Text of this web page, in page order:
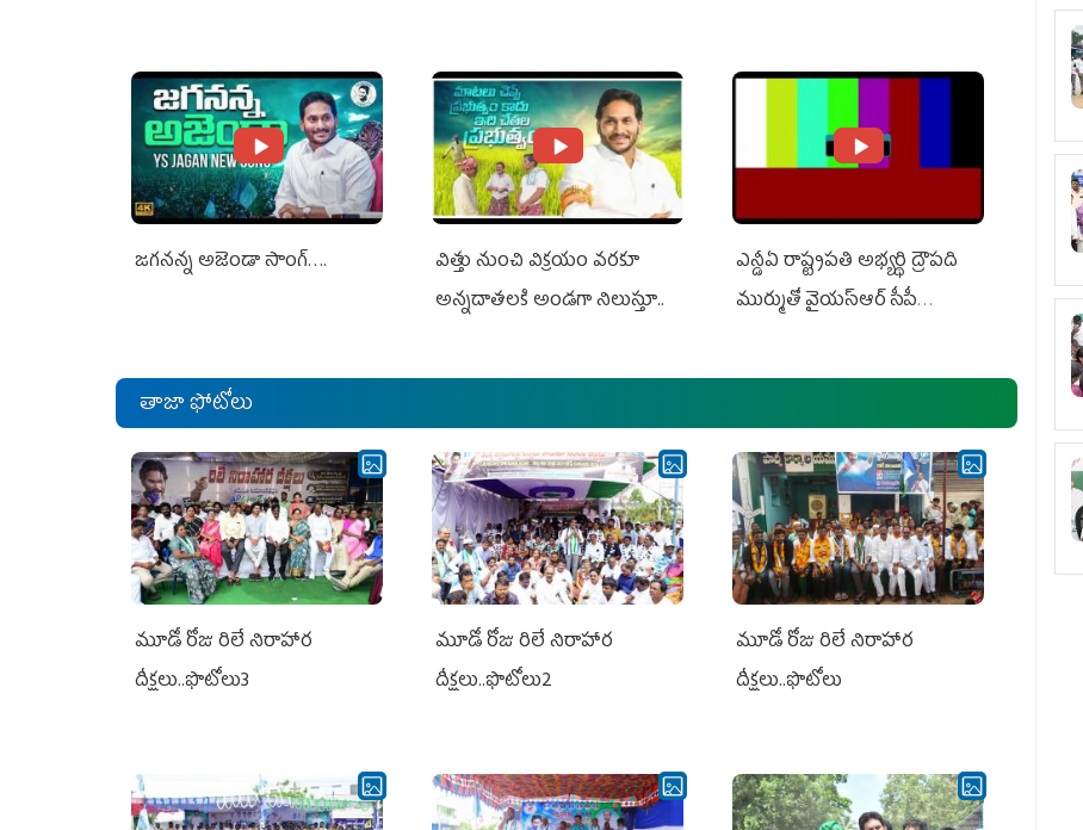
జగనన్న అజెండా సాంగ్….
విత్తు నుంచి విక్రయం వరకూ
అన్నదాతలకి అండగా నిలుస్తూ..
ఎన్డీఏ రాష్ట్ర‌ప‌తి అభ్య‌ర్థి ద్రౌప‌ది
ముర్ముతో వైయ‌స్ఆర్ సీపీ
ఎమ్మెల్యేలు, ఎంపీల స‌మావేశం
తాజా ఫోటోలు
మూడో రోజు రిలే నిరాహార
దీక్షలు..ఫొటోలు3
మూడో రోజు రిలే నిరాహార
దీక్షలు..ఫొటోలు2
మూడో రోజు రిలే నిరాహార
దీక్షలు..ఫొటోలు